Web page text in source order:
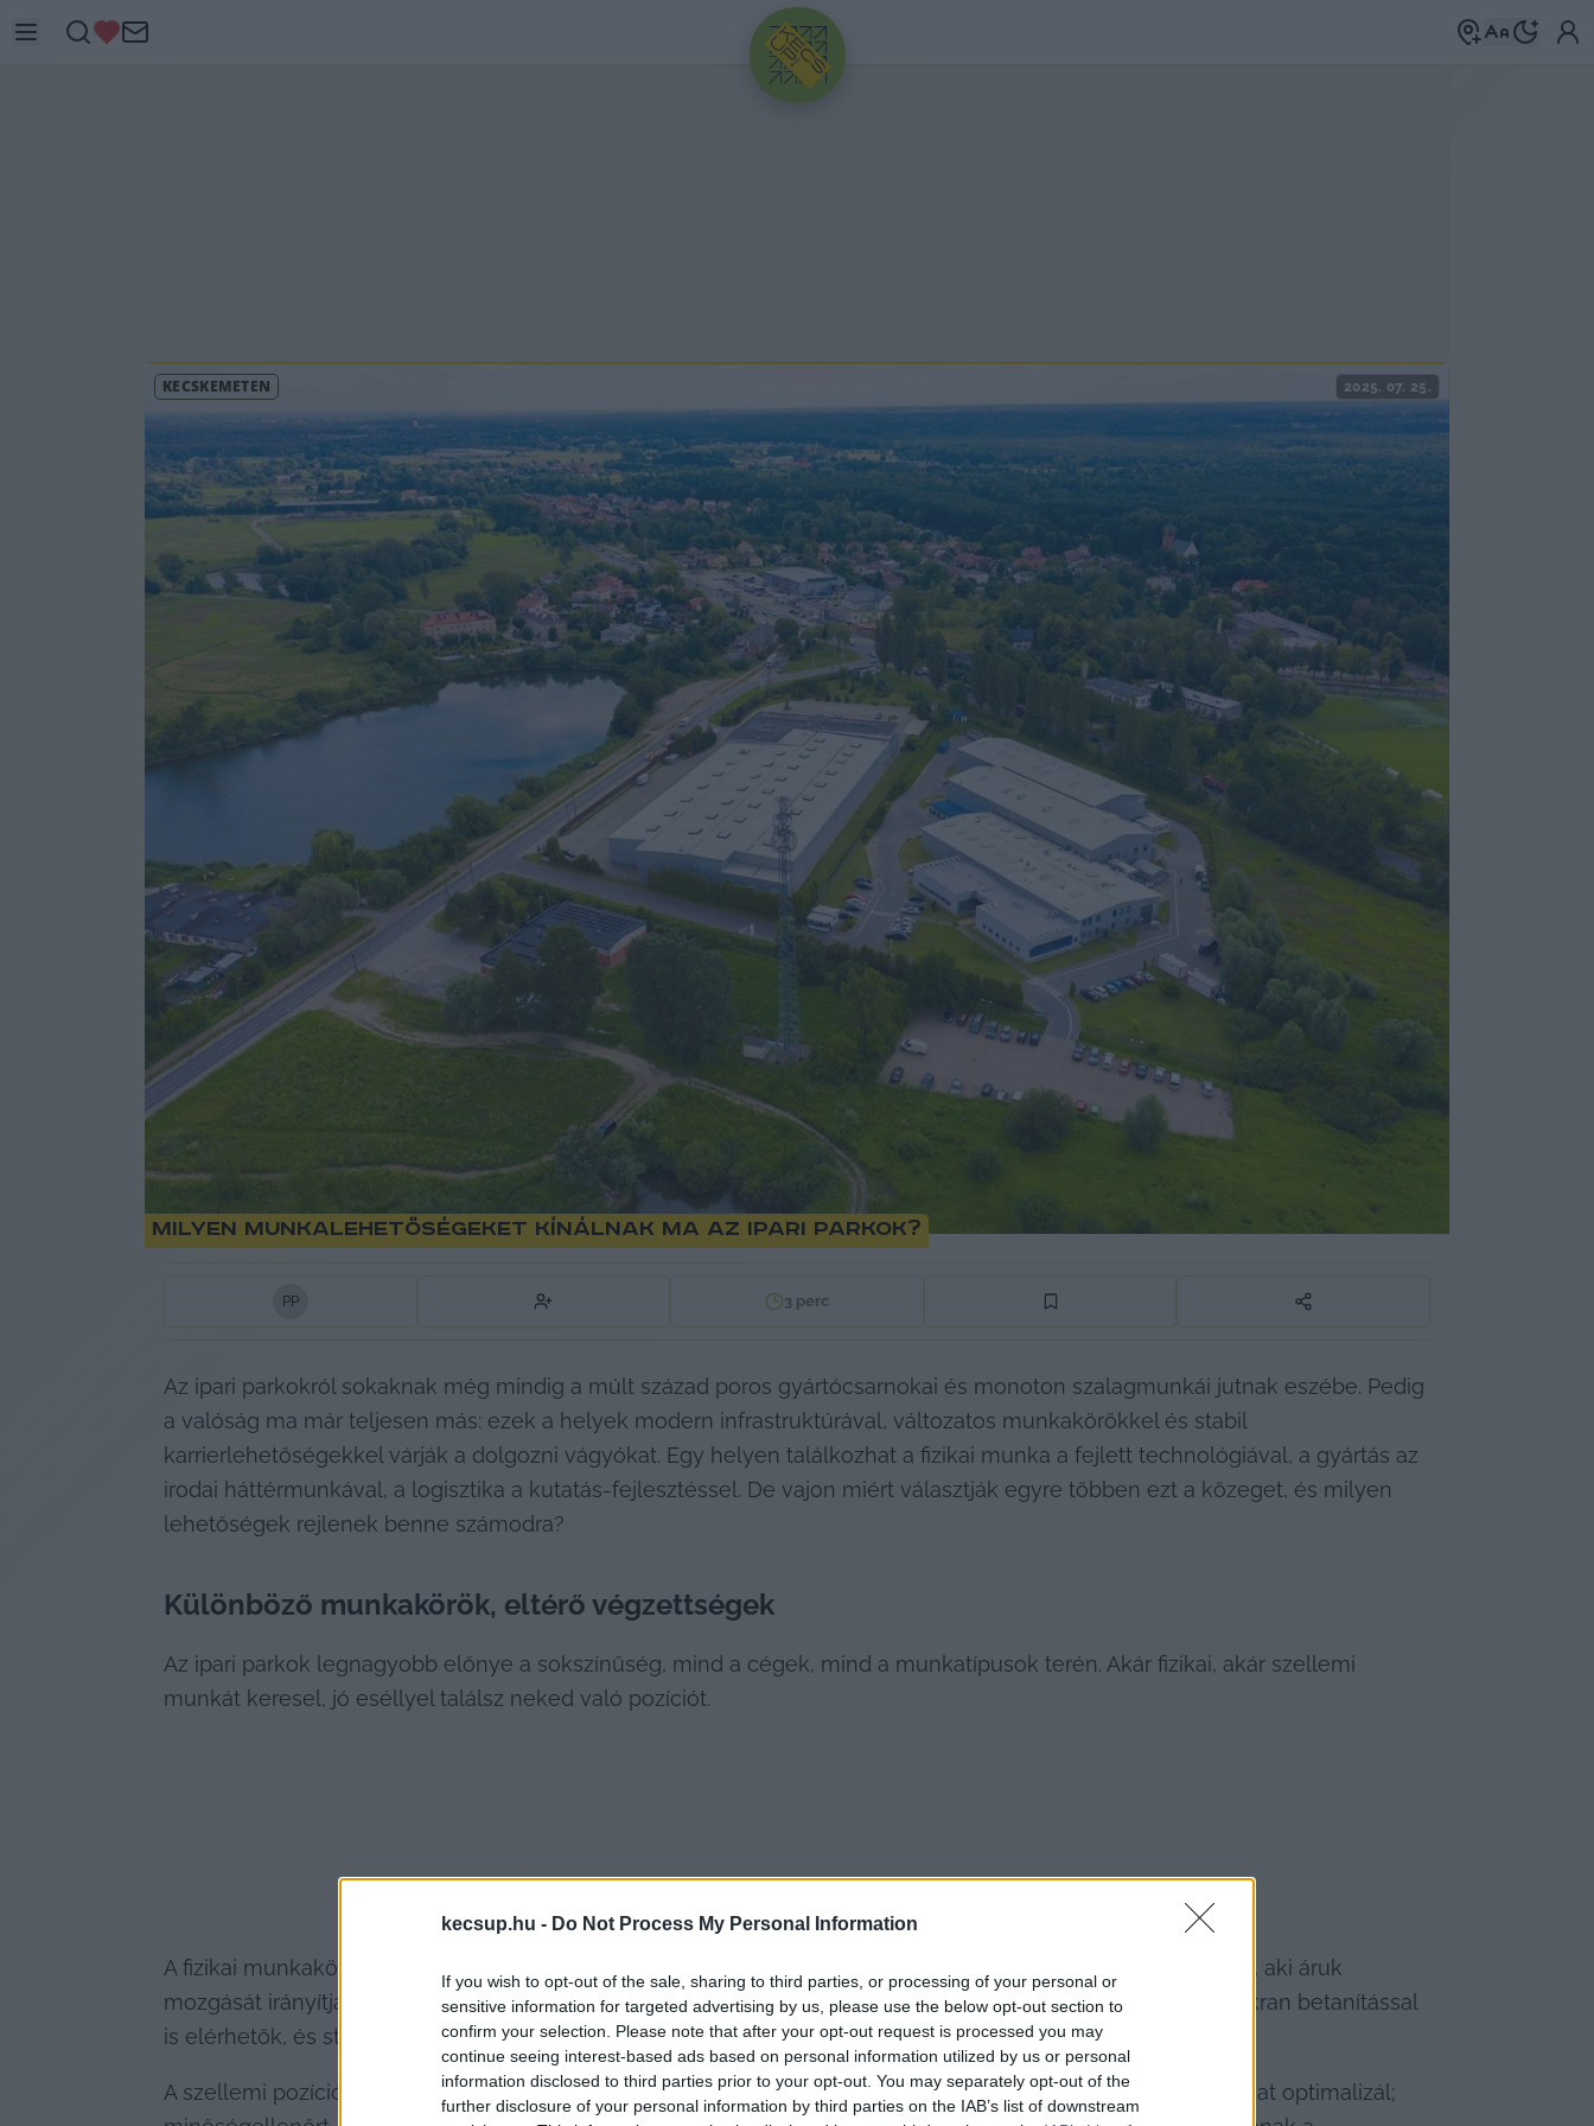
kecsup.hu - Do Not Process My Personal Information
If you wish to opt-out of the sale, sharing to third parties, or processing of your personal or
sensitive information for targeted advertising by us, please use the below opt-out section to
confirm your selection. Please note that after your opt-out request is processed you may
continue seeing interest-based ads based on personal information utilized by us or personal
information disclosed to third parties prior to your opt-out. You may separately opt-out of the
further disclosure of your personal information by third parties on the IAB’s list of downstream
HIRDETÉS
KECSKEMÉTEN 2025. 07. 25.
Milyen munkalehetőségeket kínálnak ma az ipari parkok?
PP 3 perc
Az ipari parkokról sokaknak még mindig a múlt század poros gyártócsarnokai és monoton szalagmunkái jutnak eszébe. Pedig
a valóság ma már teljesen más: ezek a helyek modern infrastruktúrával, változatos munkakörökkel és stabil
karrierlehetőségekkel várják a dolgozni vágyókat. Egy helyen találkozhat a fizikai munka a fejlett technológiával, a gyártás az
irodai háttérmunkával, a logisztika a kutatás-fejlesztéssel. De vajon miért választják egyre többen ezt a közeget, és milyen
lehetőségek rejlenek benne számodra?
Különböző munkakörök, eltérő végzettségek
Az ipari parkok legnagyobb előnye a sokszínűség, mind a cégek, mind a munkatípusok terén. Akár fizikai, akár szellemi
munkát keresel, jó eséllyel találsz neked való pozíciót.
A fizikai munkakörök közé tartozik például a gépkezelő, aki automatizált berendezéseket felügyel; a raktáros, aki áruk
mozgását irányítja; vagy a targoncás, akinek felelőssége a biztonságos anyagmozgatás. Ezek a pozíciók gyakran betanítással
is elérhetők, és stabil megélhetést nyújtanak.
A szellemi pozíciók között találhatunk műszaki rajzolót, aki gyártási terveket készít; mérnököt, aki folyamatokat optimalizál;